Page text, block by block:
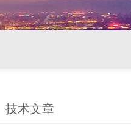
技术文章